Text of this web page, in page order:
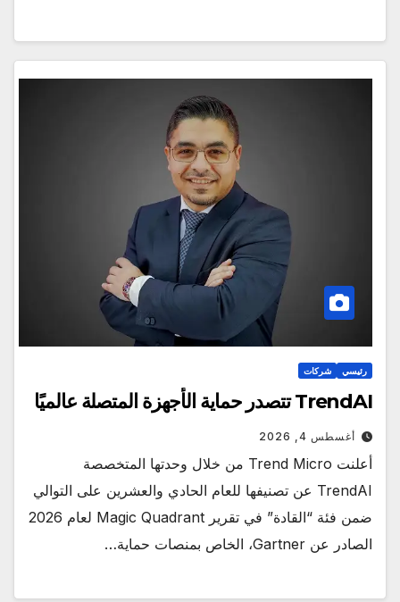
رئيسي شركات
TrendAI تتصدر حماية الأجهزة المتصلة عالميًا
أغسطس 4, 2026
أعلنت Trend Micro من خلال وحدتها المتخصصة
TrendAI عن تصنيفها للعام الحادي والعشرين على التوالي
ضمن فئة “القادة” في تقرير Magic Quadrant لعام 2026
الصادر عن Gartner، الخاص بمنصات حماية…